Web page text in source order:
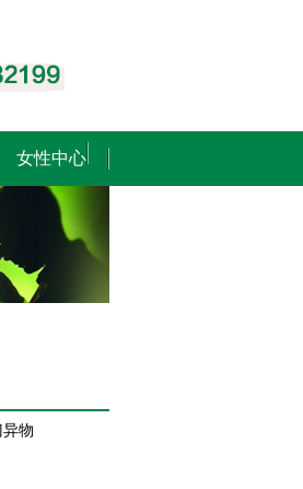
女性中心
异物